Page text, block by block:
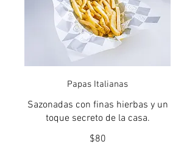
Papas Italianas
Sazonadas con finas hierbas y un
toque secreto de la casa.
$80